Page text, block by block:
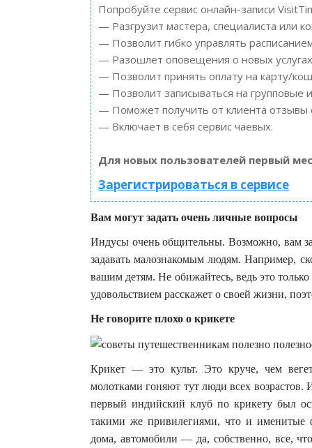
Попробуйте сервис онлайн-записи
— Разгрузит мастера, специалиста или
— Позволит гибко управлять
— Разошлет оповещения о новых
— Позволит принять оплату на карту/
— Позволит записываться на групповые
— Поможет получить от клиента отзывы
— Включает в себя сервис чаевых.
Для новых пользователей первый
Зарегистрироваться в сервисе
Вам могут задать очень личные вопросы
Индусы очень общительны. Возможно, вам
задавать малознакомым людям. Например,
вашим детям. Не обижайтесь, ведь это
удовольствием расскажет о своей жизни,
Не говорите плохо о крикете
Крикет — это культ. Это круче, чем
молотками гоняют тут люди всех возрастов.
первый индийский клуб по крикету был
такими же привилегиями, что и именитые
дома, автомобили — да, собственно, все,